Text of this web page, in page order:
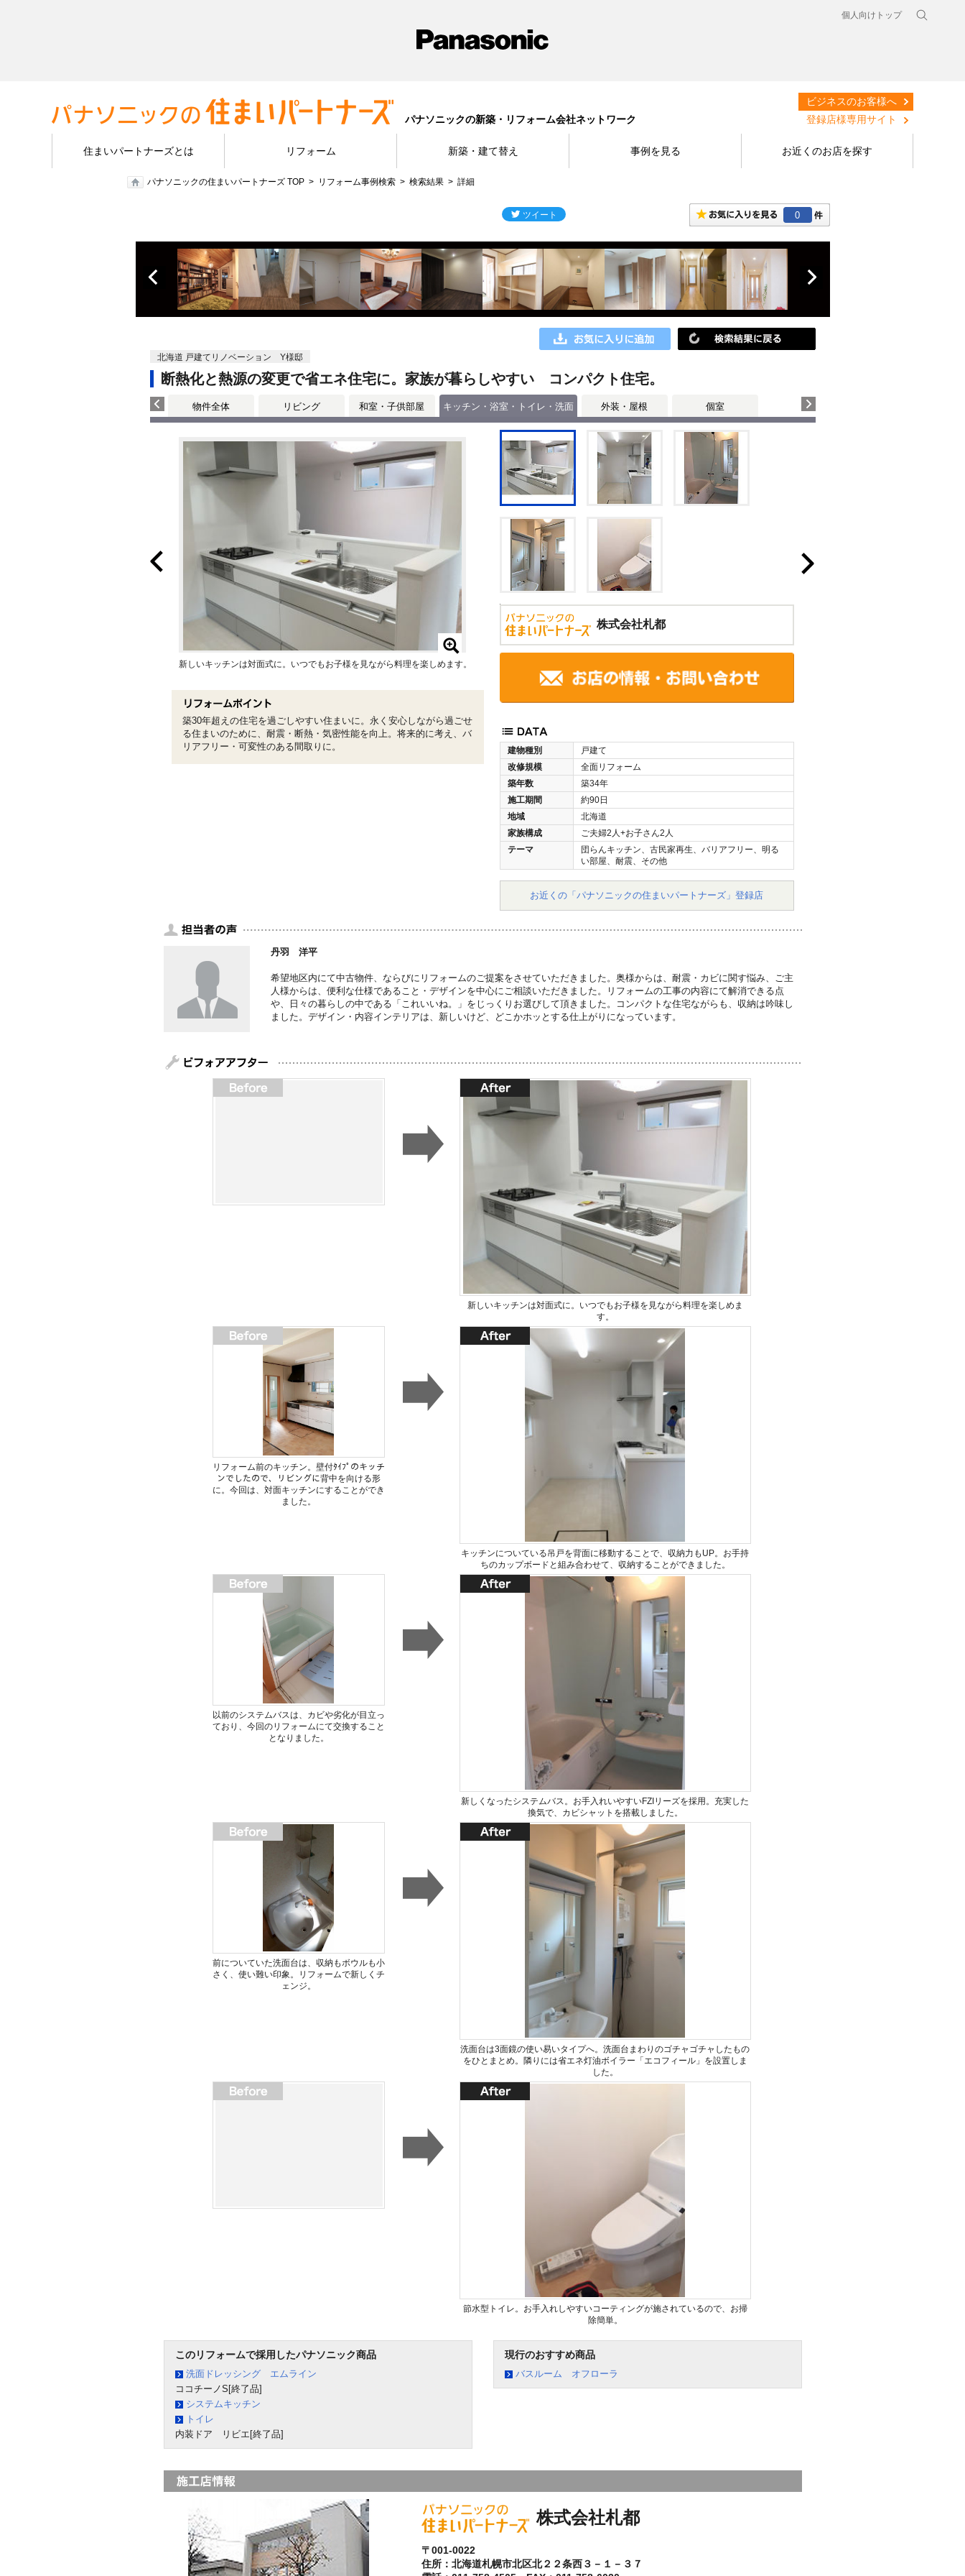
個人向けトップ
パナソニックの新築・リフォーム会社ネットワーク
ビジネスのお客様へ
登録店様専用サイト
住まいパートナーズとは リフォーム 新築・建て替え 事例を見る お近くのお店を探す
パナソニックの住まいパートナーズ TOP リフォーム事例検索 検索結果 詳細
0
北海道 戸建てリノベーション Y様邸
断熱化と熱源の変更で省エネ住宅に。家族が暮らしやすい コンパクト住宅。
物件全体 リビング 和室・子供部屋 キッチン・浴室・トイレ・洗面 外装・屋根 個室
株式会社札都
建物種別
戸建て
改修規模
全面リフォーム
築年数
築34年
施工期間
約90日
地域
北海道
家族構成
ご夫婦2人+お子さん2人
テーマ
団らんキッチン、古民家再生、バリアフリー、明る
い部屋、耐震、その他
お近くの「パナソニックの住まいパートナーズ」登録店
新しいキッチンは対面式に。いつでもお子様を見ながら料理を楽しめます。
築30年超えの住宅を過ごしやすい住まいに。永く安心しながら過ごせ
る住まいのために、耐震・断熱・気密性能を向上。将来的に考え、バ
リアフリー・可変性のある間取りに。
丹羽 洋平
希望地区内にて中古物件、ならびにリフォームのご提案をさせていただきました。奥様からは、耐震・カビに関す悩み、ご主
人様からは、便利な仕様であること・デザインを中心にご相談いただきました。リフォームの工事の内容にて解消できる点
や、日々の暮らしの中である「これいいね。」をじっくりお選びして頂きました。コンパクトな住宅ながらも、収納は吟味し
ました。デザイン・内容インテリアは、新しいけど、どこかホッとする仕上がりになっています。
新しいキッチンは対面式に。いつでもお子様を見ながら料理を楽しめま
す。
リフォーム前のキッチン。壁付ﾀｲﾌﾟのキッチ
ンでしたので、リビングに背中を向ける形
に。今回は、対面キッチンにすることができ
ました。
キッチンについている吊戸を背面に移動することで、収納力もUP。お手持
ちのカップボードと組み合わせて、収納することができました。
以前のシステムバスは、カビや劣化が目立っ
ており、今回のリフォームにて交換すること
となりました。
新しくなったシステムバス。お手入れいやすいFZIリーズを採用。充実した
換気で、カビシャットを搭載しました。
前についていた洗面台は、収納もボウルも小
さく、使い難い印象。リフォームで新しくチ
ェンジ。
洗面台は3面鏡の使い易いタイプへ。洗面台まわりのゴチャゴチャしたもの
をひとまとめ。隣りには省エネ灯油ボイラー「エコフィール」を設置しま
した。
節水型トイレ。お手入れしやすいコーティングが施されているので、お掃
除簡単。
このリフォームで採用したパナソニック商品
洗面ドレッシング エムライン
ココチーノS[終了品]
システムキッチン
トイレ
内装ドア リビエ[終了品]
現行のおすすめ商品
バスルーム オフローラ
株式会社札都
〒001-0022
住所：北海道札幌市北区北２２条西３－１－３７